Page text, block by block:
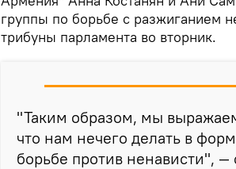
группы по борьбе с разжиганием
трибуны парламента во вторник.
"Таким образом, мы
что нам нечего делать в
борьбе против ненависти",